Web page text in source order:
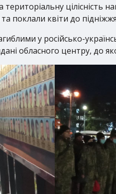
цілісність
поклали квіти до
у російсько-
обласного центру, до